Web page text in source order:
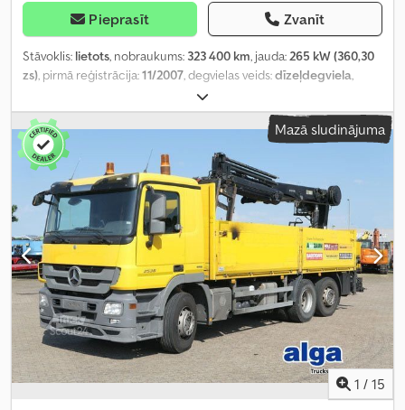
Pieprasīt Zvanīt
Stāvoklis: lietots, nobraukums: 323 400 km, jauda:265 kW (360,30
zs), pirmā reģistrācija:11/2007, degvielas veids:dīzeļdegviela,
, asu konfigurācija:
retardētājs, krāsa:balts, pārnesuma veids:mehānisks, emisijas
klase:Euro 4, kopējais garums:8 700 mm, kopējais platums:2 550
mm, kopējais augstums: 3 500 mm , iekraušanas telpas tilpums:
m³, krautuves garums:6 200 mm
, iekraušanas vietas platums:
2 480 mm, iekraušanas telpas augstums:600 mm, Aprīkojums:
ABS, gaisa kondicionēšana,
Mazā sludinājuma
1 / 15